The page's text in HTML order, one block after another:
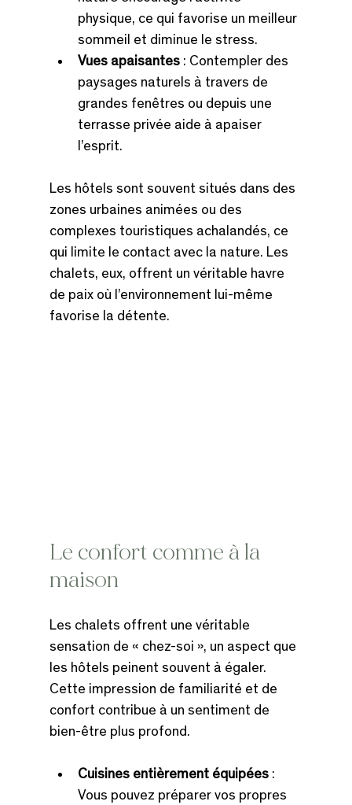
physique, ce qui favorise un meilleur
sommeil et diminue le stress.
Vues apaisantes : Contempler des
paysages naturels à travers de
grandes fenêtres ou depuis une
terrasse privée aide à apaiser
l’esprit.
Les hôtels sont souvent situés dans des
zones urbaines animées ou des
complexes touristiques achalandés, ce
qui limite le contact avec la nature. Les
chalets, eux, offrent un véritable havre
de paix où l’environnement lui-même
favorise la détente.
Le confort comme à la
maison
Les chalets offrent une véritable
sensation de « chez-soi », un aspect que
les hôtels peinent souvent à égaler.
Cette impression de familiarité et de
confort contribue à un sentiment de
bien-être plus profond.
Cuisines entièrement équipées :
Vous pouvez préparer vos propres